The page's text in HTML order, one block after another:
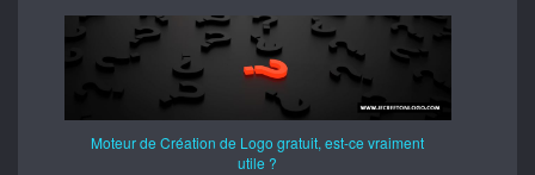
Moteur de Création de Logo gratuit, est-ce vraiment
utile ?